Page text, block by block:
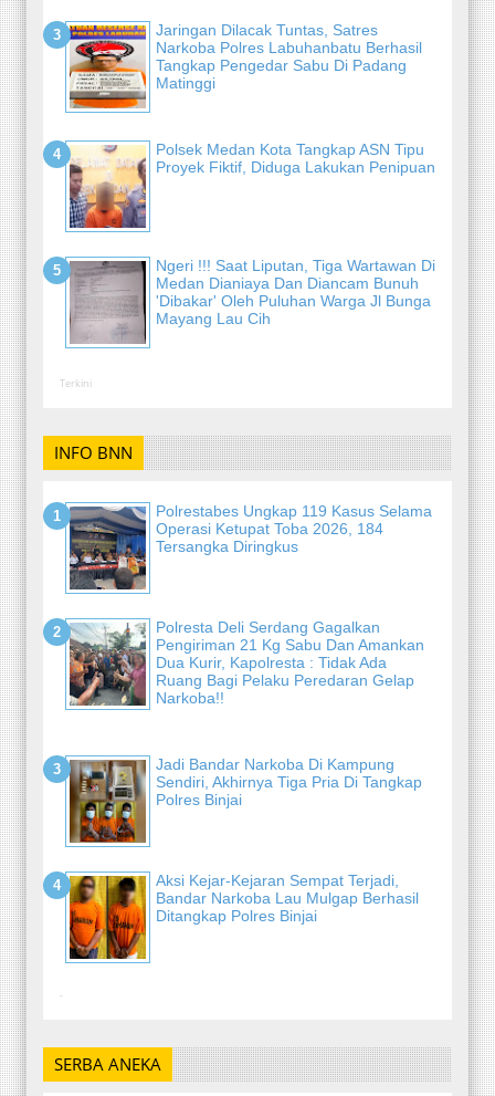
Jaringan Dilacak Tuntas, Satres
Narkoba Polres Labuhanbatu Berhasil
Tangkap Pengedar Sabu Di Padang
Matinggi
Polsek Medan Kota Tangkap ASN Tipu
Proyek Fiktif, Diduga Lakukan Penipuan
Ngeri !!! Saat Liputan, Tiga Wartawan Di
Medan Dianiaya Dan Diancam Bunuh
'Dibakar' Oleh Puluhan Warga Jl Bunga
Mayang Lau Cih
Terkini
INFO BNN
Polrestabes Ungkap 119 Kasus Selama
Operasi Ketupat Toba 2026, 184
Tersangka Diringkus
Polresta Deli Serdang Gagalkan
Pengiriman 21 Kg Sabu Dan Amankan
Dua Kurir, Kapolresta : Tidak Ada
Ruang Bagi Pelaku Peredaran Gelap
Narkoba!!
Jadi Bandar Narkoba Di Kampung
Sendiri, Akhirnya Tiga Pria Di Tangkap
Polres Binjai
Aksi Kejar-Kejaran Sempat Terjadi,
Bandar Narkoba Lau Mulgap Berhasil
Ditangkap Polres Binjai
-
SERBA ANEKA